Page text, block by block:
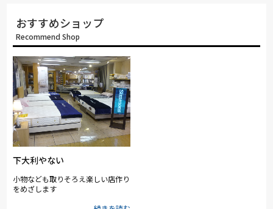
おすすめショップ
Recommend Shop
下大利やない
小物なども取りそろえ楽しい店作り
をめざします